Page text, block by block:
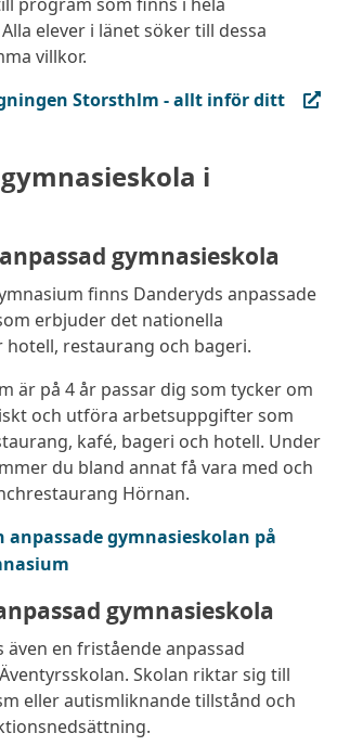
elever i länet söker till dessa
villkor.
Storsthlm - allt inför ditt
i ny flik)
i
gymnasieskola
finns Danderyds anpassade
erbjuder det nationella
restaurang och bageri.
är på 4 år passar dig som tycker om
och utföra arbetsuppgifter som
kafé, bageri och hotell. Under
du bland annat få vara med och
Hörnan.
anpassade gymnasieskolan på
gymnasieskola
en fristående anpassad
Skolan riktar sig till
eller autismliknande tillstånd och